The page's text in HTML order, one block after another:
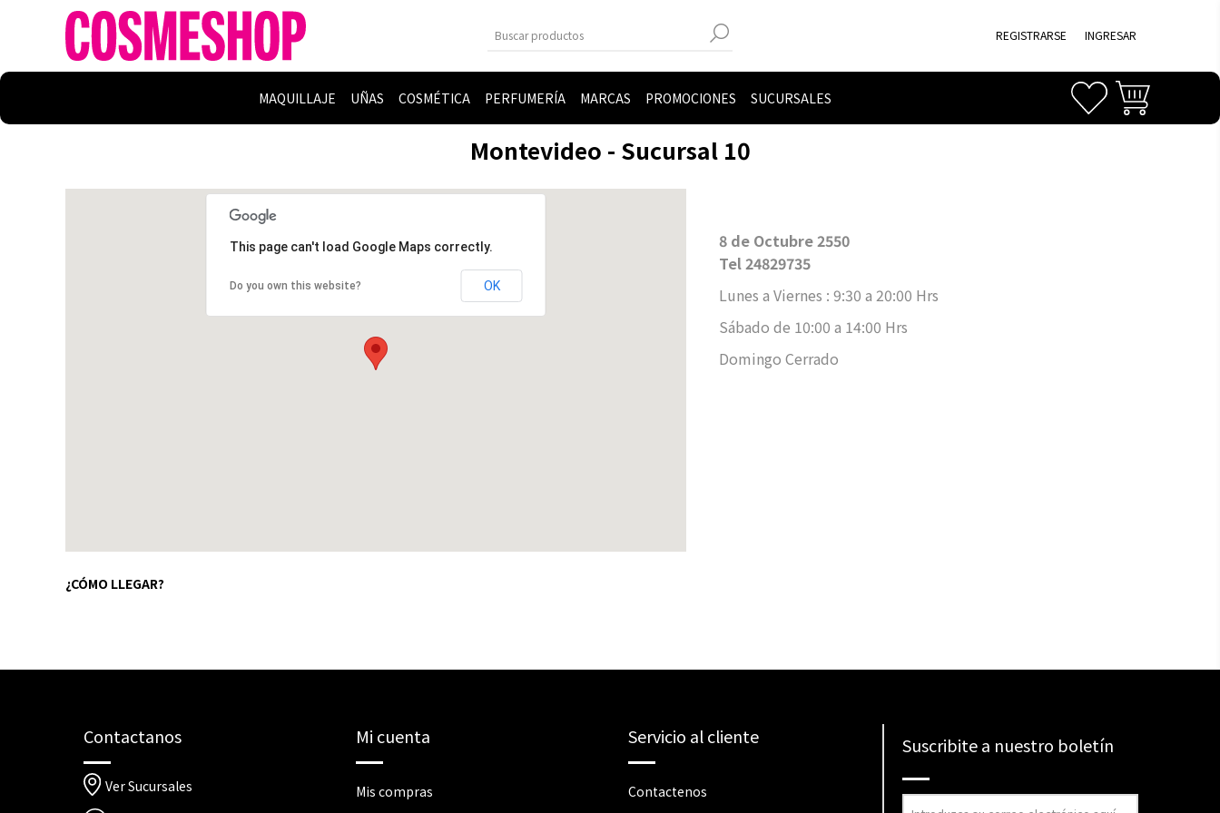
REGISTRARSE INGRESAR
MAQUILLAJE UÑAS COSMÉTICA PERFUMERÍA MARCAS PROMOCIONES SUCURSALES
Montevideo - Sucursal 10
This page can't load Google Maps correctly.
Do you own this website? OK
¿CÓMO LLEGAR?
8 de Octubre 2550
Tel 24829735
Lunes a Viernes : 9:30 a 20:00 Hrs
Sábado de 10:00 a 14:00 Hrs
Domingo Cerrado
Contactanos
Ver Sucursales
Mi cuenta
Mis compras
Servicio al cliente
Contactenos
Suscribite a nuestro boletín